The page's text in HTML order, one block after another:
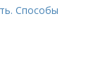
Способы